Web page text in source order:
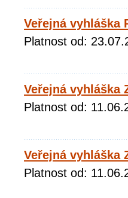
Veřejná vyhláška
Platnost od:
Veřejná vyhláška
Platnost od:
Veřejná vyhláška
Platnost od: